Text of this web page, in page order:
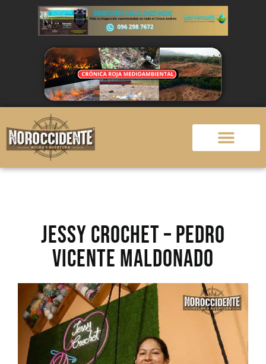
JESSY CROCHET – Pedro
Vicente Maldonado